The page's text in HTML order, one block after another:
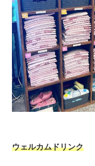
ウェルカムドリンク